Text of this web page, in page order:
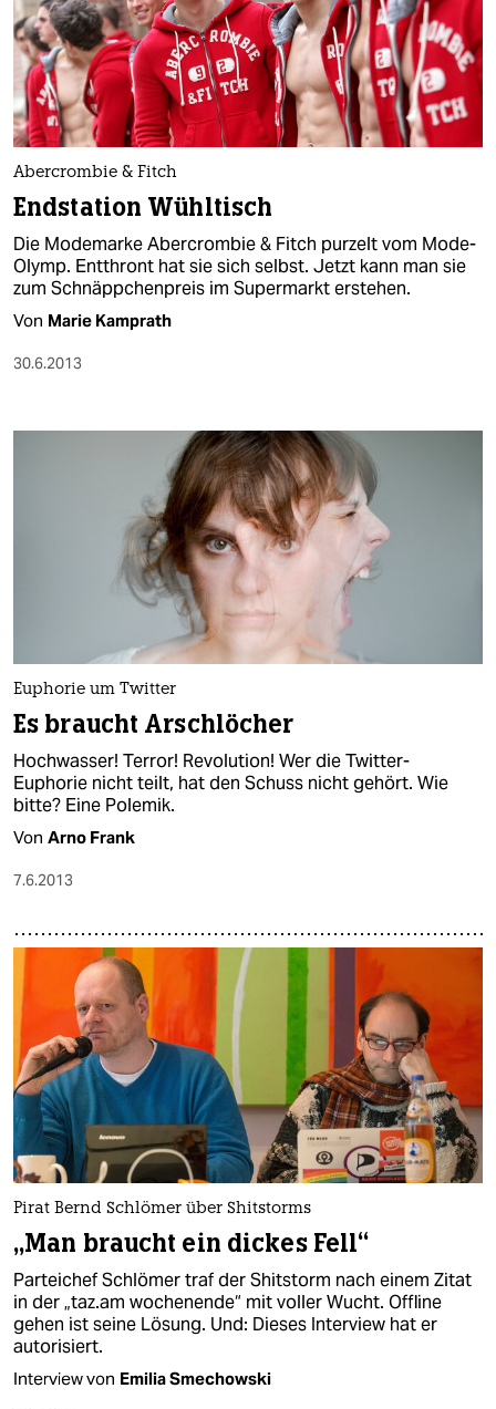
Abercrombie & Fitch
Endstation Wühltisch
Die Modemarke Abercrombie & Fitch purzelt vom Mode-
Olymp. Entthront hat sie sich selbst. Jetzt kann man sie
zum Schnäppchenpreis im Supermarkt erstehen.
Von Marie Kamprath
30.6.2013
Euphorie um Twitter
Es braucht Arschlöcher
Hochwasser! Terror! Revolution! Wer die Twitter-
Euphorie nicht teilt, hat den Schuss nicht gehört. Wie
bitte? Eine Polemik.
Von Arno Frank
7.6.2013
Pirat Bernd Schlömer über Shitstorms
„Man braucht ein dickes Fell“
Parteichef Schlömer traf der Shitstorm nach einem Zitat
in der „taz.am wochenende“ mit voller Wucht. Offline
gehen ist seine Lösung. Und: Dieses Interview hat er
autorisiert.
Interview von Emilia Smechowski